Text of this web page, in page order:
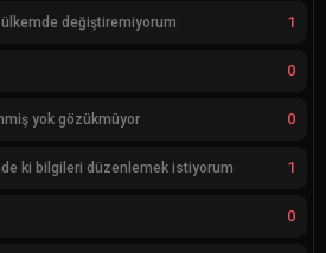
ülkemde değiştiremiyorum 1
0
yok gözükmüyor 0
ki bilgileri düzenlemek istiyorum 1
0